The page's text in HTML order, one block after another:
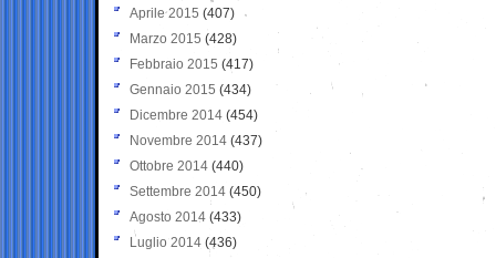
Aprile 2015 (407)
Marzo 2015 (428)
Febbraio 2015 (417)
Gennaio 2015 (434)
Dicembre 2014 (454)
Novembre 2014 (437)
Ottobre 2014 (440)
Settembre 2014 (450)
Agosto 2014 (433)
Luglio 2014 (436)